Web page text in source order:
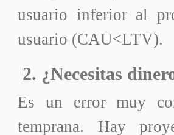
usuario inferior al
usuario (CAU<LTV).
2. ¿Necesitas
Es un error muy
temprana. Hay